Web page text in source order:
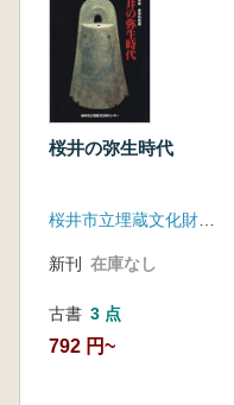
桜井の弥生時代
桜井市立埋蔵文化財センター
新刊 在庫なし
古書 3 点
792 円~